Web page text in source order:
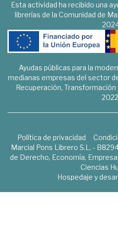
Esta actividad ha recibido una
librerías de la Comunidad de
Ayudas públicas para la
medianas empresas del sector
Recuperación,
Política de privacidad
Marcial Pons Librero S.L. -
de Derecho, Economía,
Ciencias
Hospedaje y